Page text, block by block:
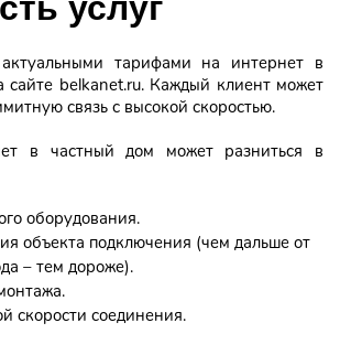
тарифами на интернет в
belkanet.ru. Каждый клиент может
связь с высокой скоростью.
в частный дом может разниться в
оборудования.
объекта подключения (чем дальше от
– тем дороже).
скорости соединения.